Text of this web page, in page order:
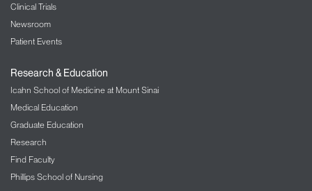
Clinical Trials
Newsroom
Patient Events
Research & Education
Icahn School of Medicine at Mount Sinai
Medical Education
Graduate Education
Research
Find Faculty
Phillips School of Nursing